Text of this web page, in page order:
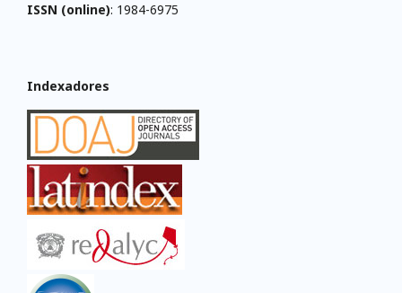
ISSN (online): 1984-6975
Indexadores